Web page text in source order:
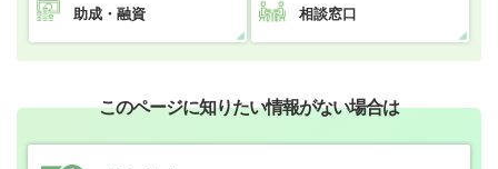
助成・融資 相談窓口
このページに知りたい情報がない場合は